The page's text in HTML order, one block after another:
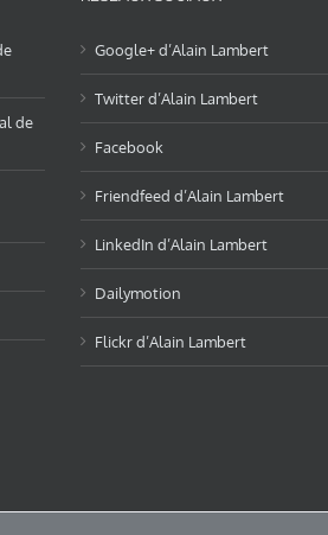
de
Google+ d’Alain Lambert
Twitter d’Alain Lambert
Facebook
Friendfeed d’Alain Lambert
LinkedIn d’Alain Lambert
Dailymotion
Flickr d’Alain Lambert